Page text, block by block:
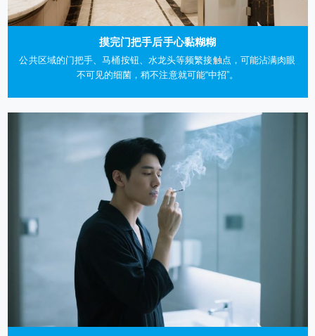
摸完门把手后手心黏糊糊
公共区域的门把手、马桶按钮、水龙头等频繁接触点，可能沾满肉眼
不可见的细菌，稍不注意就可能“中招”。